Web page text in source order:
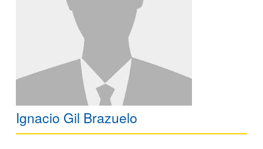
Ignacio Gil Brazuelo